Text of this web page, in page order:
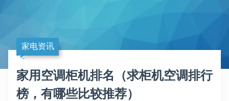
家电资讯
家用空调柜机排名（求柜机空调排行
榜，有哪些比较推荐）